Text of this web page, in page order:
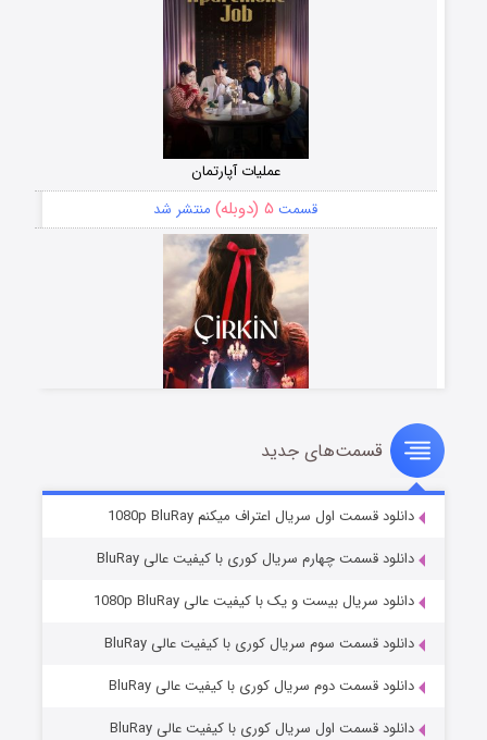
عملیات آپارتمان
قسمت ۵ (دوبله) منتشر شد
سریال زشت
قسمت۲ (زیرنویس) منتشر شد
مردگان متحرک: شهر مرده ۳
قسمت‌های جدید
دانلود قسمت اول سریال اعتراف میکنم 1080p BluRay
دانلود قسمت چهارم سریال کوری با کیفیت عالی BluRay
دانلود سریال بیست و یک با کیفیت عالی 1080p BluRay
دانلود قسمت سوم سریال کوری با کیفیت عالی BluRay
دانلود قسمت دوم سریال کوری با کیفیت عالی BluRay
دانلود قسمت اول سریال کوری با کیفیت عالی BluRay